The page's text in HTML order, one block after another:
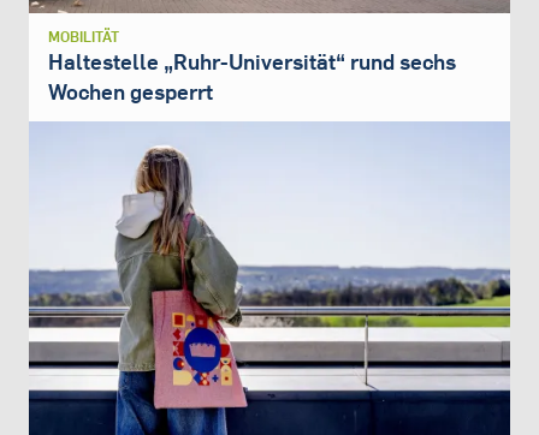
MOBILITÄT
Haltestelle „Ruhr-Universität“ rund sechs
Wochen gesperrt